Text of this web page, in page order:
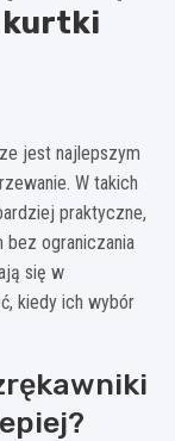
kurtki
jest najlepszym
W takich
praktyczne,
bez ograniczania
się w
kiedy ich wybór